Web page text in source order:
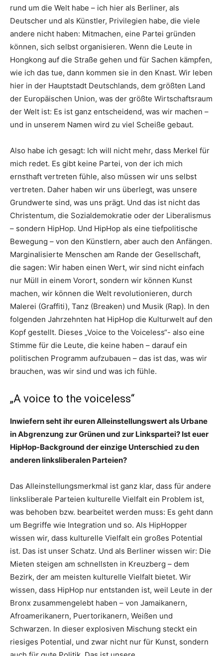
rund um die Welt habe – ich hier als Berliner, als
Deutscher und als Künstler, Privilegien habe, die viele
andere nicht haben: Mitmachen, eine Partei gründen
können, sich selbst organisieren. Wenn die Leute in
Hongkong auf die Straße gehen und für Sachen kämpfen,
wie ich das tue, dann kommen sie in den Knast. Wir leben
hier in der Hauptstadt Deutschlands, dem größten Land
der Europäischen Union, was der größte Wirtschaftsraum
der Welt ist: Es ist ganz entscheidend, was wir machen –
und in unserem Namen wird zu viel Scheiße gebaut.
Also habe ich gesagt: Ich will nicht mehr, dass Merkel für
mich redet. Es gibt keine Partei, von der ich mich
ernsthaft vertreten fühle, also müssen wir uns selbst
vertreten. Daher haben wir uns überlegt, was unsere
Grundwerte sind, was uns prägt. Und das ist nicht das
Christentum, die Sozialdemokratie oder der Liberalismus
– sondern HipHop. Und HipHop als eine tiefpolitische
Bewegung – von den Künstlern, aber auch den Anfängen.
Marginalisierte Menschen am Rande der Gesellschaft,
die sagen: Wir haben einen Wert, wir sind nicht einfach
nur Müll in einem Vorort, sondern wir können Kunst
machen, wir können die Welt revolutionieren, durch
Malerei (Graffiti), Tanz (Breaken) und Musik (Rap). In den
folgenden Jahrzehnten hat HipHop die Kulturwelt auf den
Kopf gestellt. Dieses „Voice to the Voiceless“- also eine
Stimme für die Leute, die keine haben – darauf ein
politischen Programm aufzubauen – das ist das, was wir
brauchen, was wir sind und was ich fühle.
„A voice to the voiceless“
Inwiefern seht ihr euren Alleinstellungswert als Urbane
in Abgrenzung zur Grünen und zur Linkspartei? Ist euer
HipHop-Background der einzige Unterschied zu den
anderen linksliberalen Parteien?
Das Alleinstellungsmerkmal ist ganz klar, dass für andere
linksliberale Parteien kulturelle Vielfalt ein Problem ist,
was behoben bzw. bearbeitet werden muss: Es geht dann
um Begriffe wie Integration und so. Als HipHopper
wissen wir, dass kulturelle Vielfalt ein großes Potential
ist. Das ist unser Schatz. Und als Berliner wissen wir: Die
Mieten steigen am schnellsten in Kreuzberg – dem
Bezirk, der am meisten kulturelle Vielfalt bietet. Wir
wissen, dass HipHop nur entstanden ist, weil Leute in der
Bronx zusammengelebt haben – von Jamaikanern,
Afroamerikanern, Puertorikanern, Weißen und
Schwarzen. In dieser explosiven Mischung steckt ein
riesiges Potential, und zwar nicht nur für Kunst, sondern